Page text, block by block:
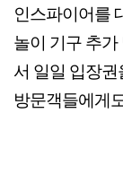
인스파이어를
놀이 기구 추
서 일일 입장
방문객들에게